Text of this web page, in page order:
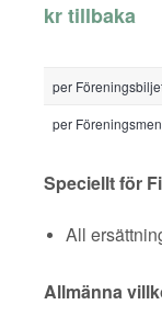
kr tillbaka
per
per
Speciellt för
All
Allmänna